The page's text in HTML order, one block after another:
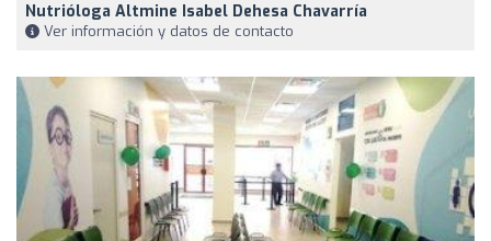
Nutrióloga Altmine Isabel Dehesa Chavarría
Ver información y datos de contacto